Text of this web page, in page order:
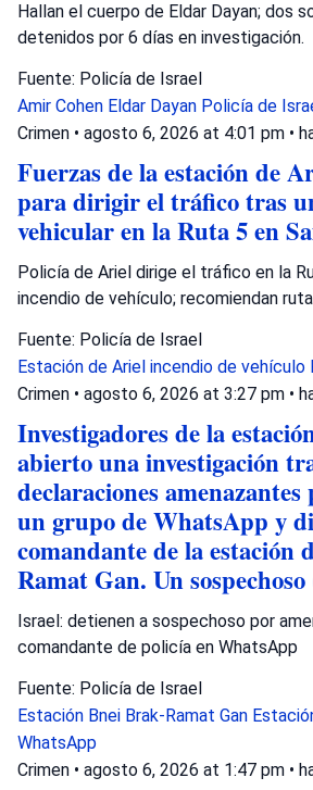
Hallan el cuerpo de Eldar Dayan; dos
detenidos por 6 días en investigación.
Fuente: Policía de Israel
Amir Cohen Eldar Dayan Policía de
Crimen • agosto 6, 2026 at 4:01 pm •
Fuerzas de la estación de
para dirigir el tráfico tras
vehicular en la Ruta 5 en
Policía de Ariel dirige el tráfico en la
incendio de vehículo; recomiendan
Fuente: Policía de Israel
Estación de Ariel incendio de vehículo
Crimen • agosto 6, 2026 at 3:27 pm •
Investigadores de la
abierto una investigación
declaraciones
un grupo de WhatsApp y
comandante de la estación
Ramat Gan. Un sospechoso
Israel: detienen a sospechoso por
comandante de policía en WhatsApp
Fuente: Policía de Israel
Estación Bnei Brak-Ramat Gan
WhatsApp
Crimen • agosto 6, 2026 at 1:47 pm •